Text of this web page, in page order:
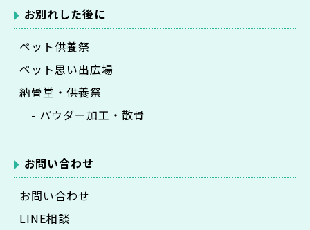
お別れした後に
ペット供養祭
ペット思い出広場
納骨堂・供養祭
- パウダー加工・散骨
お問い合わせ
お問い合わせ
LINE相談